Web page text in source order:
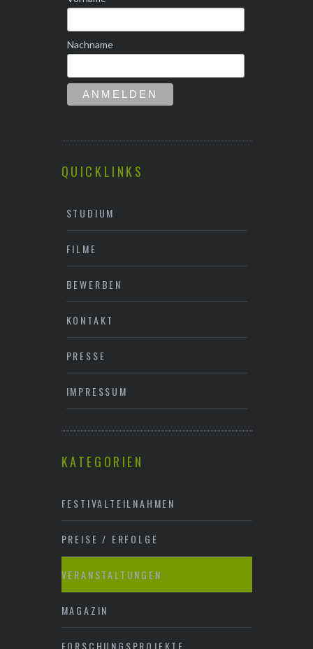
Nachname
QUICKLINKS
STUDIUM
FILME
BEWERBEN
KONTAKT
PRESSE
IMPRESSUM
KATEGORIEN
FESTIVALTEILNAHMEN
PREISE / ERFOLGE
VERANSTALTUNGEN
MAGAZIN
FORSCHUNGSPROJEKTE